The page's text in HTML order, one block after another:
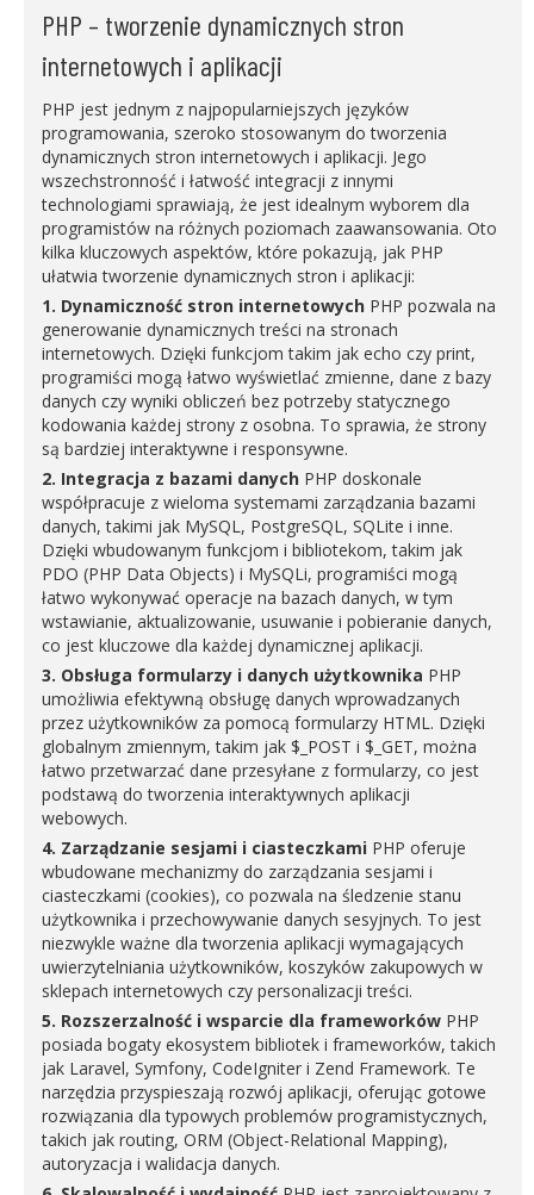
PHP – tworzenie dynamicznych stron
internetowych i aplikacji
PHP jest jednym z najpopularniejszych języków
programowania, szeroko stosowanym do tworzenia
dynamicznych stron internetowych i aplikacji. Jego
wszechstronność i łatwość integracji z innymi
technologiami sprawiają, że jest idealnym wyborem dla
programistów na różnych poziomach zaawansowania. Oto
kilka kluczowych aspektów, które pokazują, jak PHP
ułatwia tworzenie dynamicznych stron i aplikacji:
1. Dynamiczność stron internetowych PHP pozwala na
generowanie dynamicznych treści na stronach
internetowych. Dzięki funkcjom takim jak echo czy print,
programiści mogą łatwo wyświetlać zmienne, dane z bazy
danych czy wyniki obliczeń bez potrzeby statycznego
kodowania każdej strony z osobna. To sprawia, że strony
są bardziej interaktywne i responsywne.
2. Integracja z bazami danych PHP doskonale
współpracuje z wieloma systemami zarządzania bazami
danych, takimi jak MySQL, PostgreSQL, SQLite i inne.
Dzięki wbudowanym funkcjom i bibliotekom, takim jak
PDO (PHP Data Objects) i MySQLi, programiści mogą
łatwo wykonywać operacje na bazach danych, w tym
wstawianie, aktualizowanie, usuwanie i pobieranie danych,
co jest kluczowe dla każdej dynamicznej aplikacji.
3. Obsługa formularzy i danych użytkownika PHP
umożliwia efektywną obsługę danych wprowadzanych
przez użytkowników za pomocą formularzy HTML. Dzięki
globalnym zmiennym, takim jak $_POST i $_GET, można
łatwo przetwarzać dane przesyłane z formularzy, co jest
podstawą do tworzenia interaktywnych aplikacji
webowych.
4. Zarządzanie sesjami i ciasteczkami PHP oferuje
wbudowane mechanizmy do zarządzania sesjami i
ciasteczkami (cookies), co pozwala na śledzenie stanu
użytkownika i przechowywanie danych sesyjnych. To jest
niezwykle ważne dla tworzenia aplikacji wymagających
uwierzytelniania użytkowników, koszyków zakupowych w
sklepach internetowych czy personalizacji treści.
5. Rozszerzalność i wsparcie dla frameworków PHP
posiada bogaty ekosystem bibliotek i frameworków, takich
jak Laravel, Symfony, CodeIgniter i Zend Framework. Te
narzędzia przyspieszają rozwój aplikacji, oferując gotowe
rozwiązania dla typowych problemów programistycznych,
takich jak routing, ORM (Object-Relational Mapping),
autoryzacja i walidacja danych.